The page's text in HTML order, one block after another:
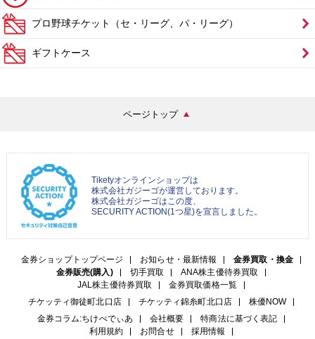
プロ野球チケット（セ・リーグ、パ・リーグ）
ギフトケース
ページトップ
Tiketyオンラインショップは
株式会社ガジーゴが運営しております。
株式会社ガジーゴはこの度、
SECURITY ACTION(1つ星)を宣言しました。
金券ショップトップページ お知らせ・最新情報
金券買取・換金
金券販売(購入)
切手買取
ANA株主優待券買取
JAL株主優待券買取
金券買取価格一覧
チケッティ御徒町北口店
チケッティ錦糸町北口店
株優NOW
金券コラム:ちけぺでぃあ
会社概要
特商法に基づく表記
利用規約
お問合せ 採用情報